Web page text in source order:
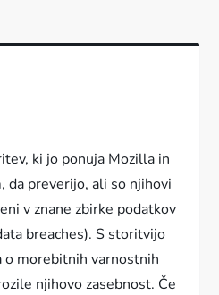
ki jo ponuja Mozilla in
da preverijo, ali so njihovi
v znane zbirke podatkov
breaches). S storitvijo
o morebitnih varnostnih
njihovo zasebnost. Če